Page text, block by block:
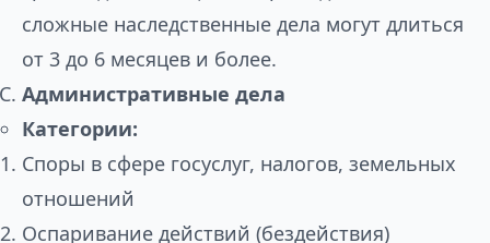
сложные наследственные дела могут длиться
от 3 до 6 месяцев и более.
Административные дела
Категории:
Споры в сфере госуслуг, налогов, земельных
отношений
Оспаривание действий (бездействия)